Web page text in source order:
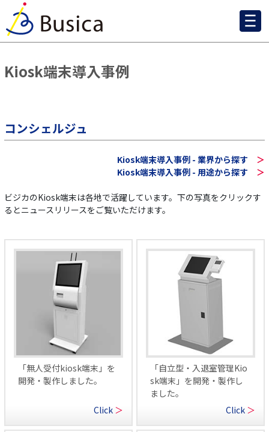
Kiosk端末導入事例
コンシェルジュ
Kiosk端末導入事例 - 業界から探す ＞
Kiosk端末導入事例 - 用途から探す ＞
ビジカのKiosk端末は各地で活躍しています。下の写真をクリックす
るとニュースリリースをご覧いただけます。
「無人受付kiosk端末」を
開発・製作しました。
Click ＞
「自立型・入退室管理Kio
sk端末」を開発・製作し
ました。
Click ＞